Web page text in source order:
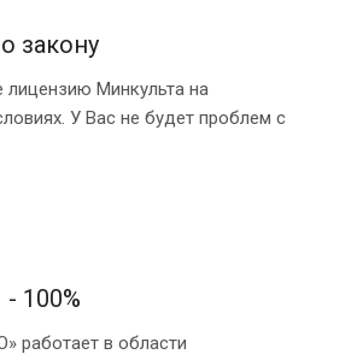
закону
лицензию Минкульта на
У Вас не будет проблем с
- 100%
работает в области